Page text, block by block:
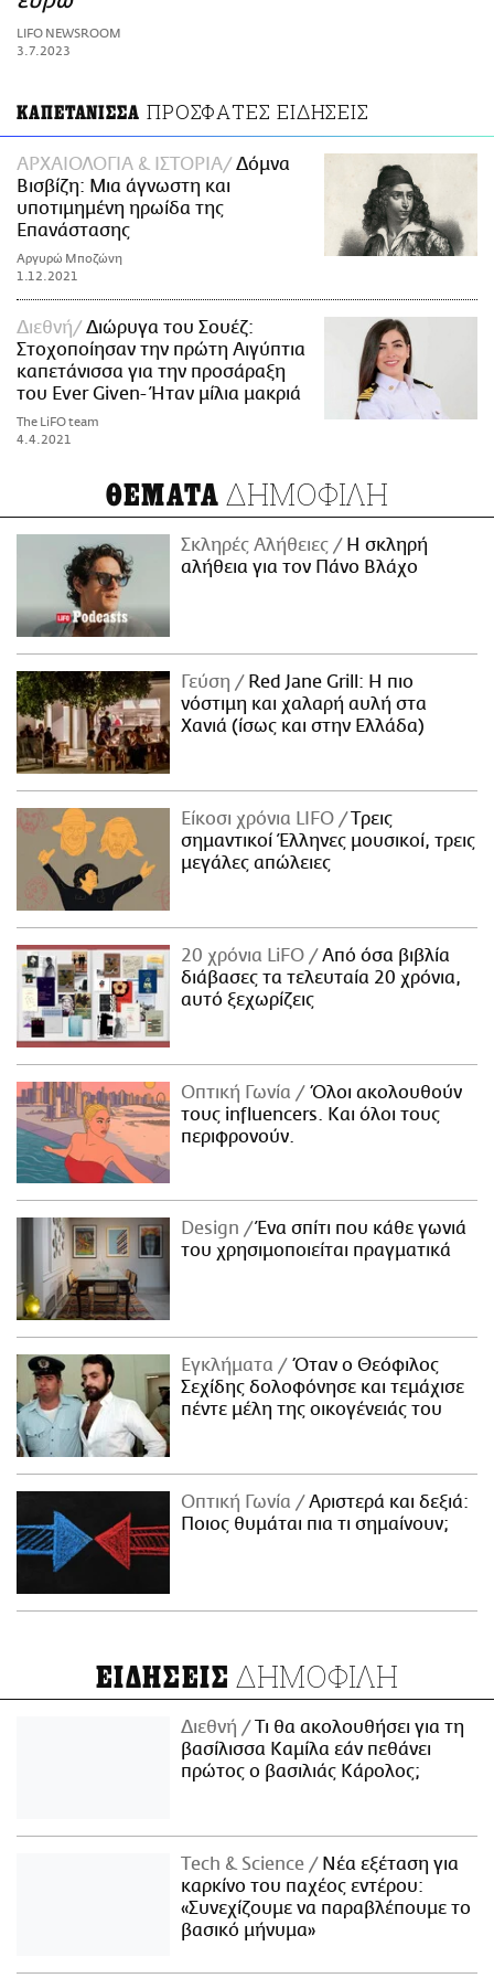
ΑΜΠΑ
PRINT
LIFO NEWSROOM
3.7.2023
ΚΑΠΕΤΑΝΙΣΣΑ ΠΡΟΣΦΑΤΕΣ ΕΙΔΗΣΕΙΣ
ΑΡΧΑΙΟΛΟΓΙΑ & ΙΣΤΟΡΙΑ
Δόμνα
Βισβίζη: Μια άγνωστη και
υποτιμημένη ηρωίδα της
Επανάστασης
Αργυρώ Μποζώνη
1.12.2021
Διεθνή
Διώρυγα του Σουέζ:
Στοχοποίησαν την πρώτη Αιγύπτια
καπετάνισσα για την προσάραξη
του Ever Given- Ήταν μίλια μακριά
The LiFO team
4.4.2021
ΘΕΜΑΤΑ ΔΗΜΟΦΙΛΗ
Σκληρές Αλήθειες
H σκληρή
αλήθεια για τον Πάνο Βλάχο
Γεύση
Red Jane Grill: Η πιο
νόστιμη και χαλαρή αυλή στα
Χανιά (ίσως και στην Ελλάδα)
Είκοσι χρόνια LIFO
Tρεις
σημαντικοί Έλληνες μουσικοί, τρεις
μεγάλες απώλειες
20 χρόνια LiFO
Από όσα βιβλία
διάβασες τα τελευταία 20 χρόνια,
αυτό ξεχωρίζεις
Οπτική Γωνία
Όλοι ακολουθούν
τους influencers. Και όλοι τους
περιφρονούν.
Design
Ένα σπίτι που κάθε γωνιά
του χρησιμοποιείται πραγματικά
Εγκλήματα
Όταν ο Θεόφιλος
Σεχίδης δολοφόνησε και τεμάχισε
πέντε μέλη της οικογένειάς του
Οπτική Γωνία
Αριστερά και δεξιά:
Ποιος θυμάται πια τι σημαίνουν;
ΕΙΔΗΣΕΙΣ ΔΗΜΟΦΙΛΗ
Διεθνή
Τι θα ακολουθήσει για τη
βασίλισσα Καμίλα εάν πεθάνει
πρώτος ο βασιλιάς Κάρολος;
Τech & Science
Νέα εξέταση για
καρκίνο του παχέος εντέρου:
«Συνεχίζουμε να παραβλέπουμε το
βασικό μήνυμα»